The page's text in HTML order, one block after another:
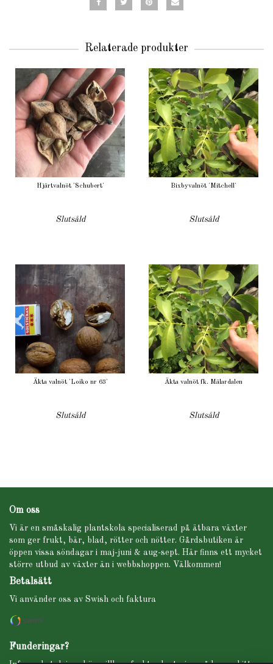
Relaterade produkter
Hjärtvalnöt 'Schubert'
Slutsåld
Bixbyvalnöt 'Mitchell'
Slutsåld
Äkta valnöt 'Loiko nr 63'
Slutsåld
Äkta valnöt fk. Mälardalen
Slutsåld
Om oss
Vi är en småskalig plantskola specialiserad på ätbara växter
som ger frukt, bär, blad, rötter och nötter. Gårdsbutiken är
öppen vissa söndagar i maj-juni & aug-sept. Här finns ett mycket
större utbud av växter än i webbshoppen. Välkommen!
Betalsätt
Vi använder oss av Swish och faktura
Funderingar?